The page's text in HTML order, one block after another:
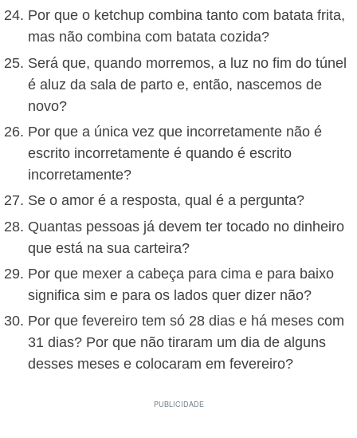
Por que o ketchup combina tanto com batata frita,
mas não combina com batata cozida?
Será que, quando morremos, a luz no fim do túnel
é aluz da sala de parto e, então, nascemos de
novo?
Por que a única vez que incorretamente não é
escrito incorretamente é quando é escrito
incorretamente?
Se o amor é a resposta, qual é a pergunta?
Quantas pessoas já devem ter tocado no dinheiro
que está na sua carteira?
Por que mexer a cabeça para cima e para baixo
significa sim e para os lados quer dizer não?
Por que fevereiro tem só 28 dias e há meses com
31 dias? Por que não tiraram um dia de alguns
desses meses e colocaram em fevereiro?